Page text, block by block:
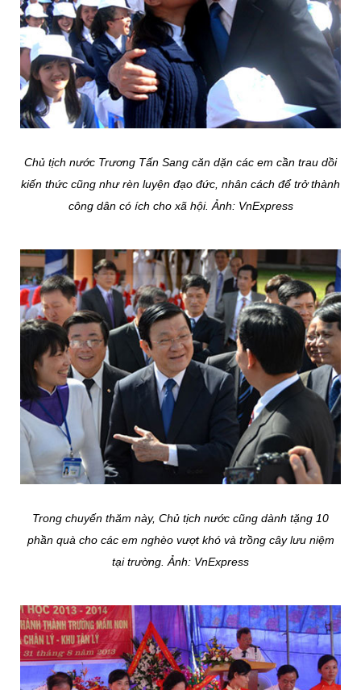
Chủ tịch nước Trương Tấn Sang căn dặn các em cần trau dồi
kiến thức cũng như rèn luyện đạo đức, nhân cách để trở thành
công dân có ích cho xã hội. Ảnh: VnExpress
Trong chuyến thăm này, Chủ tịch nước cũng dành tặng 10
phần quà cho các em nghèo vượt khó và trồng cây lưu niệm
tại trường. Ảnh: VnExpress